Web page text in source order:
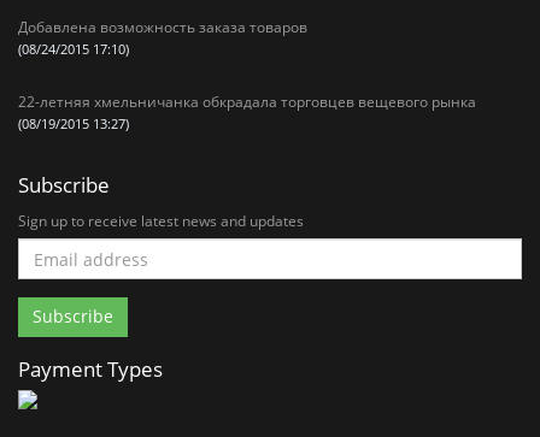
Добавлена возможность заказа товаров
(08/24/2015 17:10)
22-летняя хмельничанка обкрадала торговцев вещевого рынка
(08/19/2015 13:27)
Subscribe
Sign up to receive latest news and updates
Payment Types